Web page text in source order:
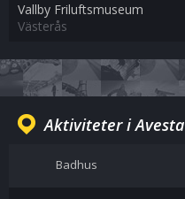
Vallby Friluftsmuseum
Västerås
Aktiviteter i Avesta
Badhus